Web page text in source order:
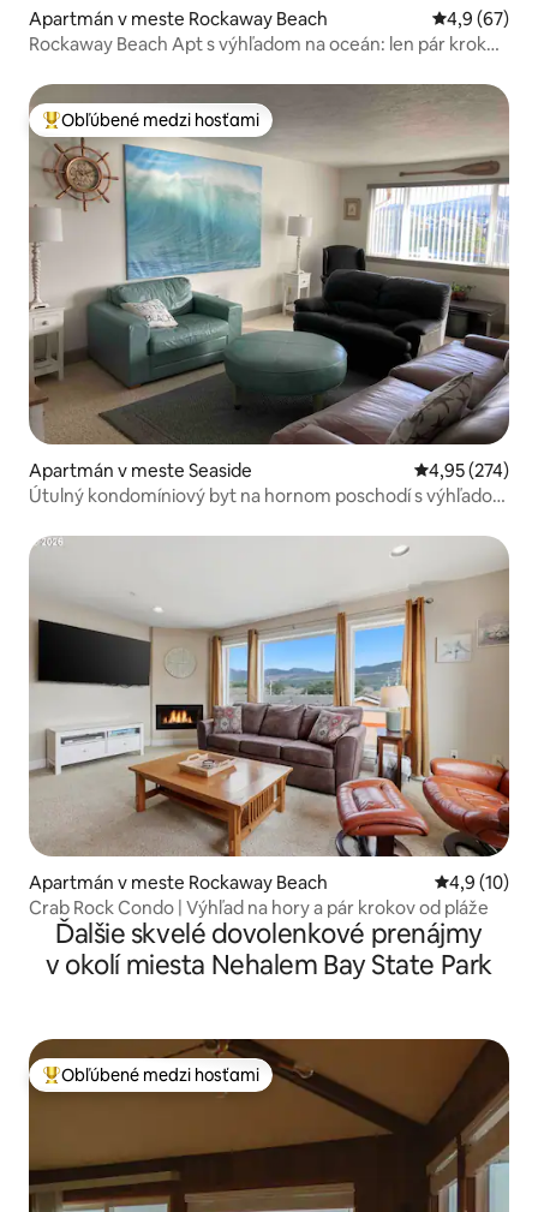
Apartmán v meste Rockaway Beach Priemerné
4,9 (67)
Rockaway Beach Apt s výhľadom na oceán: len pár krokov
Najobľúbenejšie medzi hosťami
Obľúbené medzi hosťami
Apartmán v meste Seaside Priemerné
4,95 (274)
Útulný kondomíniový byt na hornom poschodí s výhľadom
Apartmán v meste Rockaway Beach Priemerné
4,9 (10)
Crab Rock Condo | Výhľad na hory a pár krokov od pláže
Ďalšie skvelé dovolenkové prenájmy
v okolí miesta Nehalem Bay State Park
Najobľúbenejšie medzi hosťami
Obľúbené medzi hosťami